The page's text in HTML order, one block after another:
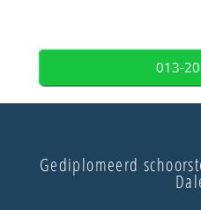
013-
Gediplomeerd